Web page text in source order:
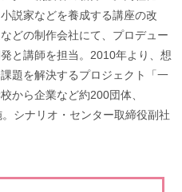
説家などを養成する講座の改
どの制作会社にて、プロデュー
と講師を担当。2010年より、想
題を解決するプロジェクト「一
から企業など約200団体、
シナリオ・センター取締役副社